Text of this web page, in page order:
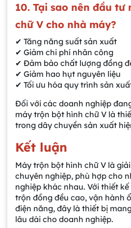
10. Tại sao nên đầu
chữ V cho nhà máy?
✔ Tăng năng suất sản xuất
✔ Giảm chi phí nhân công
✔ Đảm bảo chất lượng đồng
✔ Giảm hao hụt nguyên liệu
✔ Tối ưu hóa quy trình sản
Đối với các doanh nghiệp
máy trộn bột hình chữ V là
trong dây chuyền sản xuất
Kết luận
Máy trộn bột hình chữ V là
chuyên nghiệp, phù hợp cho
nghiệp khác nhau. Với thiết
trộn đồng đều cao, vận hành
điện năng, đây là thiết bị
lâu dài cho doanh nghiệp.
Gia công bồn khuấy,
tại công ty Á Âu
Bồn khuấy công
tạo và cách chọn mua
Bồn Khuấy Phụ Gia
Cho Ngành Sơn Phủ